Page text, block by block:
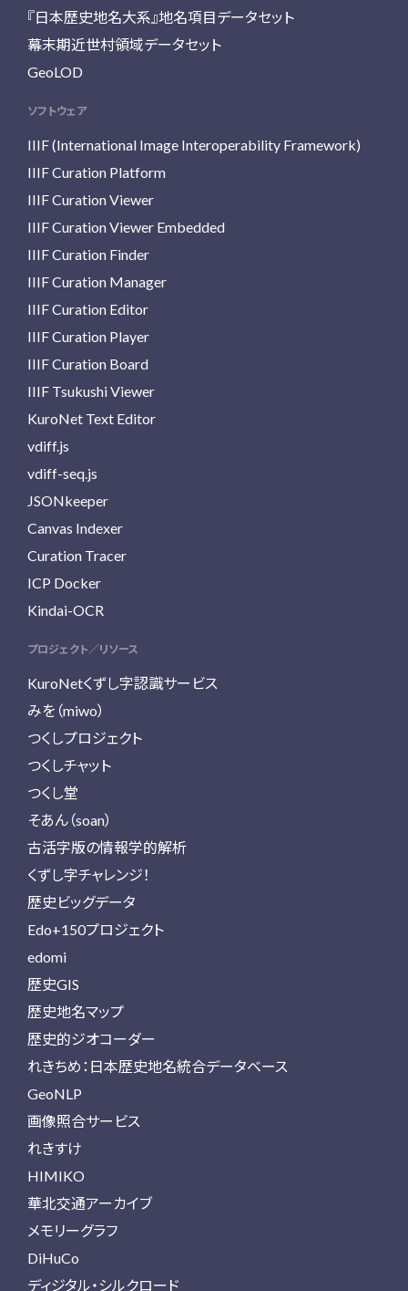
『日本歴史地名大系』地名項目データセット
幕末期近世村領域データセット
GeoLOD
ソフトウェア
IIIF (International Image Interoperability Framework)
IIIF Curation Platform
IIIF Curation Viewer
IIIF Curation Viewer Embedded
IIIF Curation Finder
IIIF Curation Manager
IIIF Curation Editor
IIIF Curation Player
IIIF Curation Board
IIIF Tsukushi Viewer
KuroNet Text Editor
vdiff.js
vdiff-seq.js
JSONkeeper
Canvas Indexer
Curation Tracer
ICP Docker
Kindai-OCR
プロジェクト／リソース
KuroNetくずし字認識サービス
みを（miwo）
つくしプロジェクト
つくしチャット
つくし堂
そあん（soan）
古活字版の情報学的解析
くずし字チャレンジ！
歴史ビッグデータ
Edo+150プロジェクト
edomi
歴史GIS
歴史地名マップ
歴史的ジオコーダー
れきちめ：日本歴史地名統合データベース
GeoNLP
画像照合サービス
れきすけ
HIMIKO
華北交通アーカイブ
メモリーグラフ
DiHuCo
ディジタル・シルクロード